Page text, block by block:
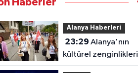
Haberler
Alanya Haberleri
23:29 Alanya'nın
kültürel zenginlikleri
Letonya'da tanıtıldı